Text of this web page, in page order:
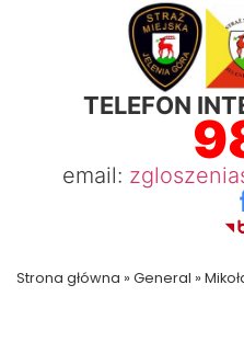
TELEFON
email:
Strona główna » General »